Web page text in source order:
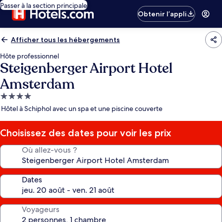
Passer à la section principale
Obtenir l’appli
Afficher tous les hébergements
Hôte professionnel
Steigenberger Airport Hotel
Amsterdam
Hébergement
4.0 étoiles
Hôtel à Schiphol avec un spa et une piscine couverte
Choisissez des dates pour voir les prix
Où allez-vous ?
Dates
Voyageurs